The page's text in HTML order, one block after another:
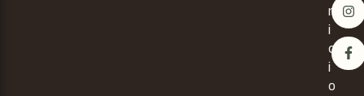
n
i
c
i
o